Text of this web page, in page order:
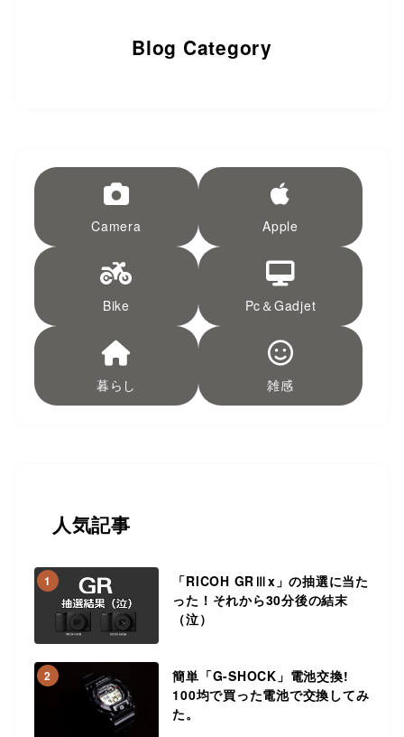
Blog Category
Camera Apple
Bike Pc＆Gadjet
暮らし 雑感
人気記事
1
「RICOH GRⅢx」の抽選に当た
った！それから30分後の結末
（泣）
2
簡単「G-SHOCK」電池交換!
100均で買った電池で交換してみ
た。